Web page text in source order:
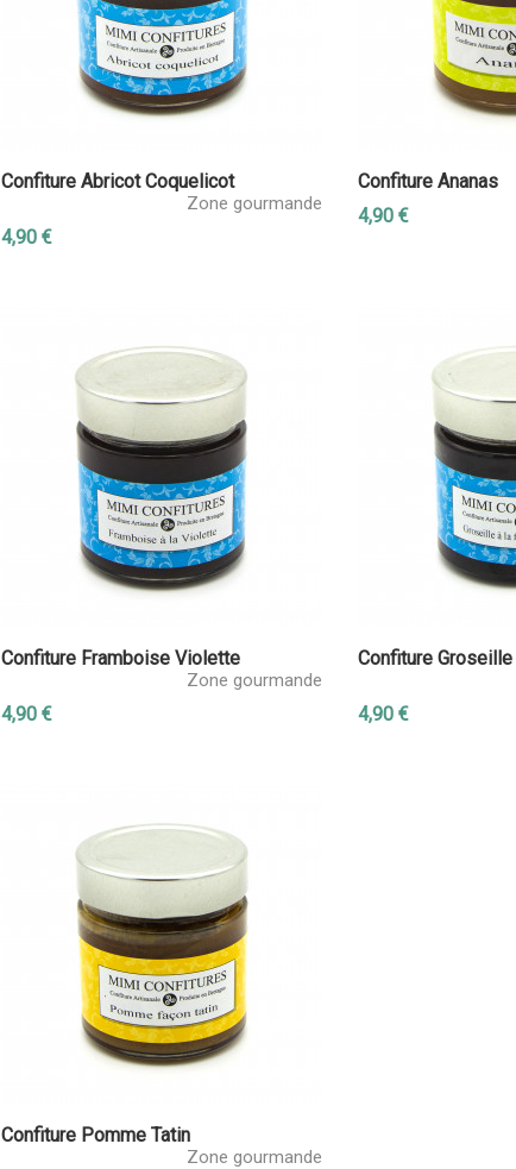
Confiture Abricot Coquelicot
Zone gourmande
4,90 €
Confiture Ananas
4,90 €
Confiture Framboise Violette
Zone gourmande
4,90 €
Confiture
4,90 €
Confiture Pomme Tatin
Zone gourmande